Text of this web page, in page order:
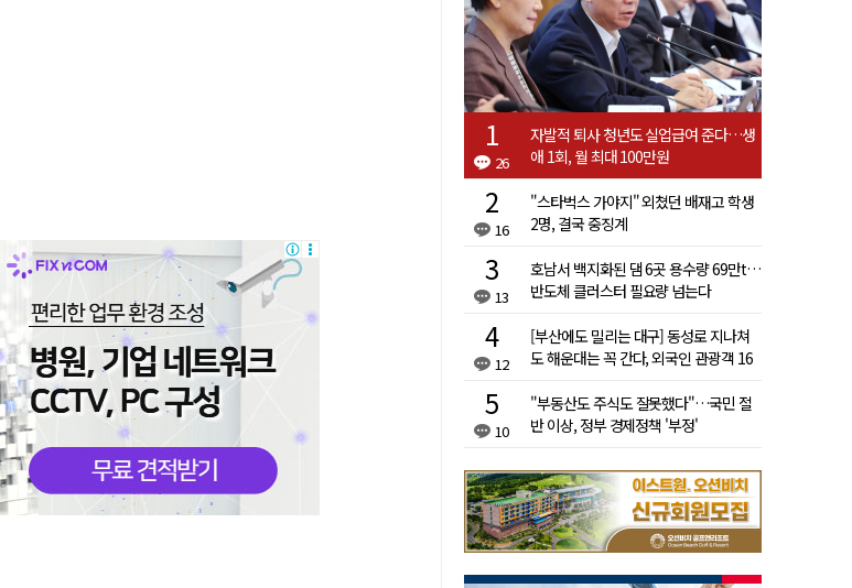
26
자발적 퇴사 청년도 실업급여 준다…생
애 1회, 월 최대 100만원
16
"스타벅스 가야지" 외쳤던 배재고 학생
2명, 결국 중징계
13
호남서 백지화된 댐 6곳 용수량 69만t…
반도체 클러스터 필요량 넘는다
12
[부산에도 밀리는 대구] 동성로 지나쳐
도 해운대는 꼭 간다, 외국인 관광객 16
10
"부동산도 주식도 잘못했다"…국민 절
반 이상, 정부 경제정책 '부정'